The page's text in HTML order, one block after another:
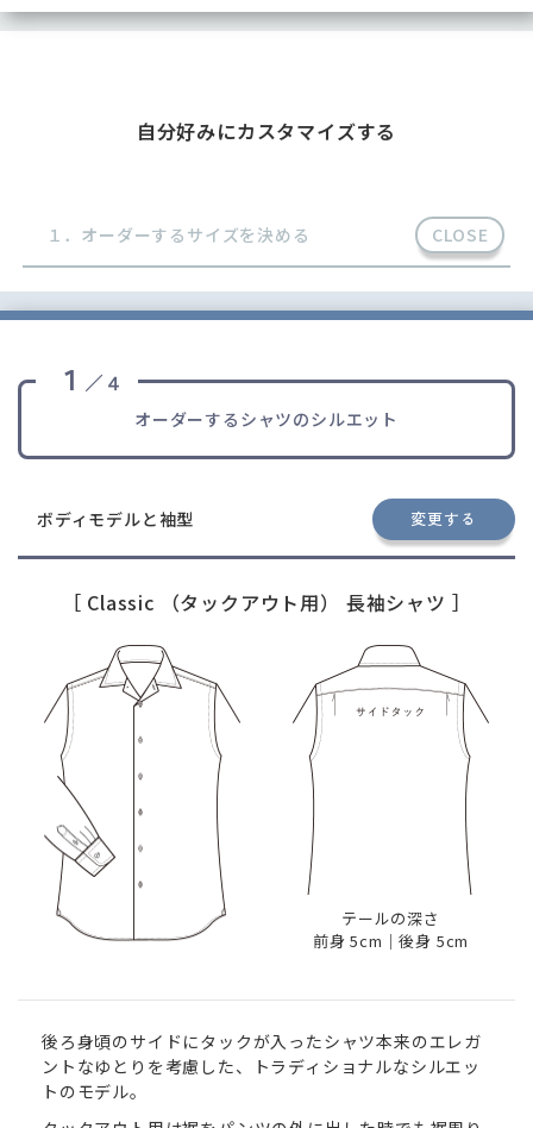
自分好みにカスタマイズする
１．オーダーするサイズを決める
１ ／４
オーダーするシャツのシルエット
ボディモデルと袖型 変更する
［ Classic （タックアウト用） 長袖シャツ ］
テールの深さ
前身 5cm｜後身 5cm
後ろ身頃のサイドにタックが入ったシャツ本来のエレガ
ントなゆとりを考慮した、トラディショナルなシルエッ
トのモデル。